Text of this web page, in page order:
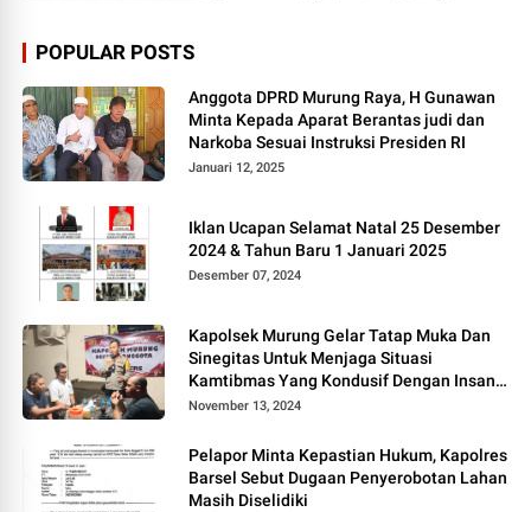
POPULAR POSTS
Anggota DPRD Murung Raya, H Gunawan
Minta Kepada Aparat Berantas judi dan
Narkoba Sesuai Instruksi Presiden RI
Januari 12, 2025
Iklan Ucapan Selamat Natal 25 Desember
2024 & Tahun Baru 1 Januari 2025
Desember 07, 2024
Kapolsek Murung Gelar Tatap Muka Dan
Sinegitas Untuk Menjaga Situasi
Kamtibmas Yang Kondusif Dengan Insan
Pers
November 13, 2024
Pelapor Minta Kepastian Hukum, Kapolres
Barsel Sebut Dugaan Penyerobotan Lahan
Masih Diselidiki